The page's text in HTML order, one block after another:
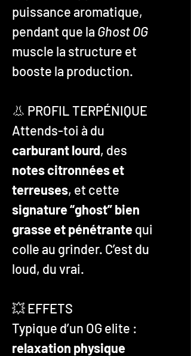
puissance aromatique,
pendant que la Ghost OG
muscle la structure et
booste la production.
👃 PROFIL TERPÉNIQUE
Attends-toi à du
carburant lourd, des
notes citronnées et
terreuses, et cette
signature “ghost” bien
grasse et pénétrantequi
colle au grinder. C’est du
loud, du vrai.
💥 EFFETS
Typique d’un OG elite :
relaxation physique